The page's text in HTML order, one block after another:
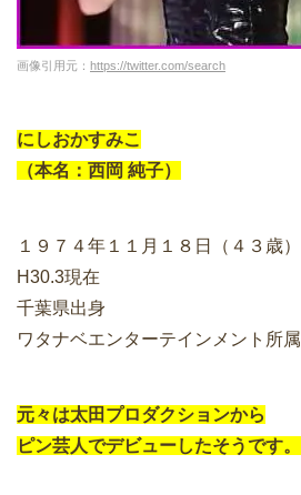
画像引用元： https://twitter.com/search
にしおかすみこ
（本名：西岡 純子）
１９７４年１１月１８日（４３歳）
H30.3現在
千葉県出身
ワタナベエンターテインメント所属
元々は太田プロダクションから
ピン芸人でデビューしたそうです。